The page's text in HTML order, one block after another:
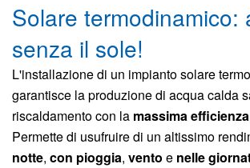
Solare termodinamico:
senza il sole!
L'installazione di un impianto solare
garantisce la produzione di acqua calda
riscaldamento con la massima
Permette di usufruire di un altissimo
notte, con pioggia, vento e nelle